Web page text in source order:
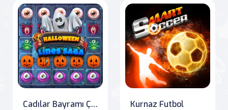
Cadılar Bayramı Çizgileri Macerası Kurnaz Futbol